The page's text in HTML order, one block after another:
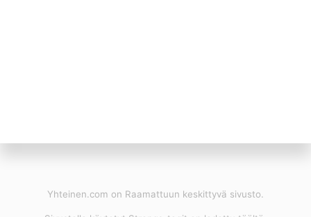
Yhteinen.com on Raamattuun keskittyvä sivusto.